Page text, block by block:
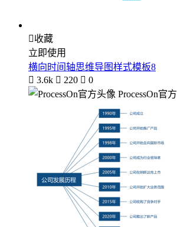
收藏
立即使用
横向时间轴思维导图样式模板8
 3.6k  220  0
ProcessOn官方